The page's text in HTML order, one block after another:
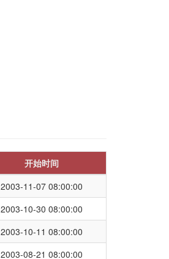
开始时间
2003-11-07 08:00:00
2003-10-30 08:00:00
2003-10-11 08:00:00
2003-08-21 08:00:00